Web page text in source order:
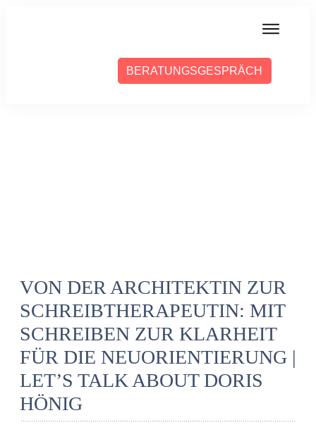
BERATUNGSGESPRÄCH
VON DER ARCHITEKTIN ZUR
SCHREIBTHERAPEUTIN: MIT
SCHREIBEN ZUR KLARHEIT
FÜR DIE NEUORIENTIERUNG |
LET’S TALK ABOUT DORIS
HÖNIG